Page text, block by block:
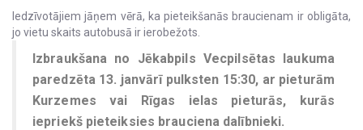
Iedzīvotājiem jāņem vērā, ka pieteikšanās braucienam ir obligāta,
jo vietu skaits autobusā ir ierobežots.
Izbraukšana no Jēkabpils Vecpilsētas laukuma
paredzēta 13. janvārī pulksten 15:30, ar pieturām
Kurzemes vai Rīgas ielas pieturās, kurās
iepriekš pieteiksies brauciena dalībnieki.